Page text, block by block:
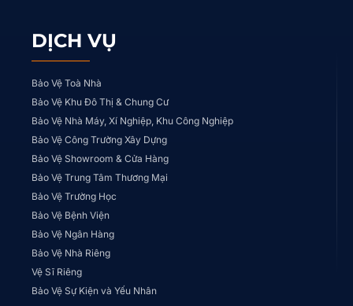
DỊCH VỤ
Bảo Vệ Toà Nhà
Bảo Vệ Khu Đô Thị & Chung Cư
Bảo Vệ Nhà Máy, Xí Nghiệp, Khu Công Nghiệp
Bảo Vệ Công Trường Xây Dựng
Bảo Vệ Showroom & Cửa Hàng
Bảo Vệ Trung Tâm Thương Mại
Bảo Vệ Trường Học
Bảo Vệ Bệnh Viện
Bảo Vệ Ngân Hàng
Bảo Vệ Nhà Riêng
Vệ Sĩ Riêng
Bảo Vệ Sự Kiện và Yếu Nhân